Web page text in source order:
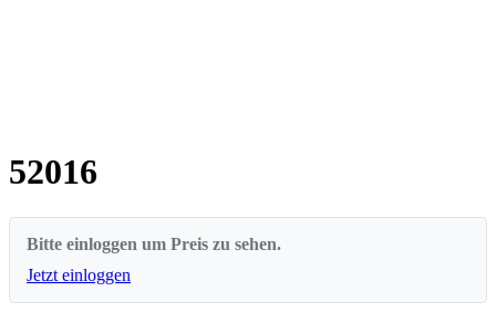
52016
Bitte einloggen um Preis zu sehen.
Jetzt einloggen